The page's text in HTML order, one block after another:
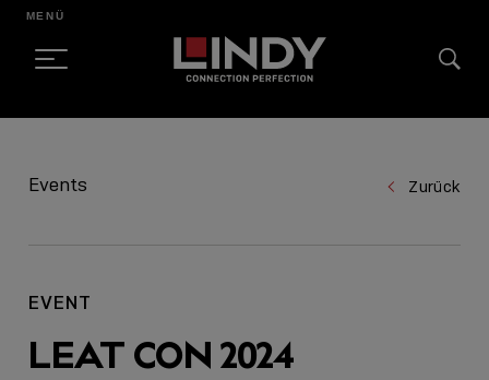
CONTENT
MENÜ
Events Zurück
EVENT
LEAT CON 2024